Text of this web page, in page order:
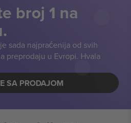
broj 1 na
sada najpraćenija od svih
preprodaju u Evropi. Hvala
SA PRODAJOM